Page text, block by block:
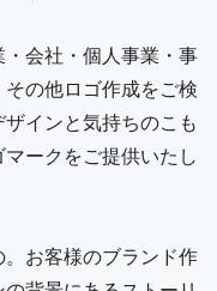
会社・個人事業・事
の他ロゴ作成をご検
インと気持ちのこも
ークをご提供いたし
お客様のブランド作